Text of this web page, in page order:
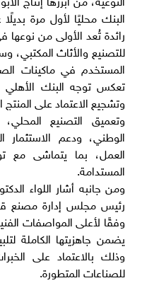
البنك محليًا لأول مرة
رائدة تُعد الأولى من نوعها
للتصنيع والأثاث المكتبي،
المستخدم في ماكينات
تعكس توجه البنك الأهلي
وتشجيع الاعتماد على
وتعميق التصنيع المحلي،
الوطني، ودعم
العمل، بما يتماشى مع
المستدامة.
ومن جانبه أشار اللواء
رئيس مجلس إدارة مصنع
وفقًا لأعلى المواصفات
يضمن جاهزيتها الكاملة
وذلك بالاعتماد على
للصناعات المتطورة.